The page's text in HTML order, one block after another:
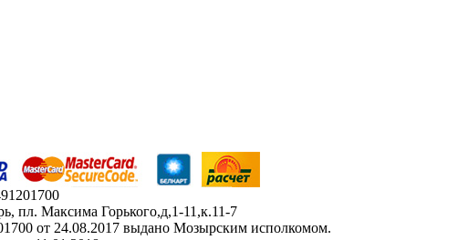
пл. Максима Горького,д,1-11,к.11-7
от 24.08.2017 выдано Мозырским исполкомом.